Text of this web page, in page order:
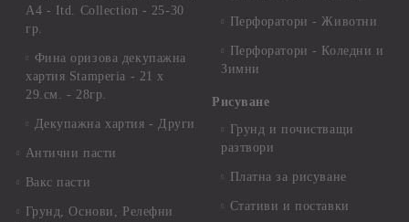
А4 - Itd. Collection - 25-30
гр.
Фина оризова декупажна
хартия Stamperia - 21 х
29.см. - 28гр.
Декупажна хартия - Други
Антични пасти
Вакс пасти
Грунд, Основи, Релефни
Перфоратори - Животни
Перфоратори - Коледни и
Зимни
Рисуване
Грунд и почистващи
разтвори
Платна за рисуване
Стативи и поставки